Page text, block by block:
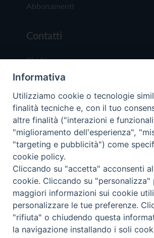
Abbonamenti
Contatti
Chi Siamo
Redazione
Scrivici
Copyright © 2019 - Tutti i
Trentina Editrice
Privacy Policy
Informativa
Utilizziamo cookie o tecnologie
finalità tecniche e, con il tuo
altre finalità ("interazioni e
"miglioramento dell'esperienza",
"targeting e pubblicità") come
cookie policy.
Cliccando su "accetta" acconsenti
cookie. Cliccando su "personalizza"
maggiori informazioni sui cookie
personalizzare le tue preferenze.
"rifiuta" o chiudendo questa
la navigazione installando i soli